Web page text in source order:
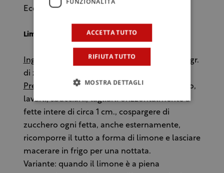
Ecco due ricette per un’estasi di gusto:
Limone “zuccarato”
Ingredienti:
1 kg di Limone Interdonato, 500 gr.
di zucchero.
Preparazione:prendere 2 Limoni Interdonato,
lavarli, sbucciarli, tagliarli orizzontalmente a
fette intere di circa 1 cm., cospargere di
zucchero ogni fetta, anche esternamente,
ricomporre il tutto a forma di limone e lasciare
macerare in frigo per una nottata.
Variante: quando il limone è a piena
ACCETTA TUTTO
RIFIUTA TUTTO
MOSTRA DETTAGLI